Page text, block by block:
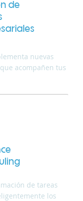
de
nuevas
acompañen tus
de tareas
los